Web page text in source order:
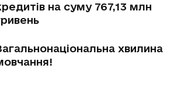
на суму 767,13 млн
хвилина